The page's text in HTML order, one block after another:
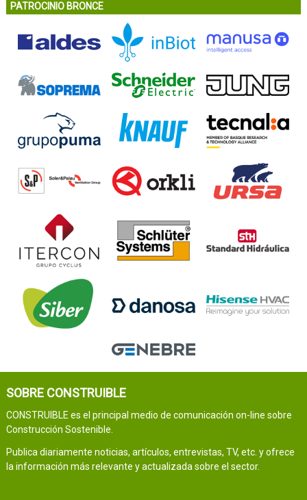
PATROCINIO BRONCE
SOBRE CONSTRUIBLE
CONSTRUIBLE es el principal medio de comunicación on-line sobre
Construcción Sostenible.
Publica diariamente noticias, artículos, entrevistas, TV, etc. y ofrece
la información más relevante y actualizada sobre el sector.